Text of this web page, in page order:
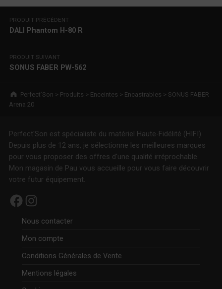
Navigation de l’article
PRODUIT PRÉCÉDENT
DALI Phantom H-80 R
PRODUIT SUIVANT
SONUS FABER PW-562
Breadcrumbs navigation
Perfect’Son > Produits > Enceintes > Encastrables > SONUS FABER
Arena 20
Perfect'Son est spécialiste du matériel Haute-Fidélité (HIFI).
Depuis plus de 12 ans, je sélectionne les meilleures marques
pour vous proposer des offres d'une qualité irréprochable.
Mon magasin de Pau vous accueille pour vous faire découvrir
votre futur équipement.
Facebook Instagram
Nous contacter
Mon compte
Conditions Générales de Vente
Mentions légales